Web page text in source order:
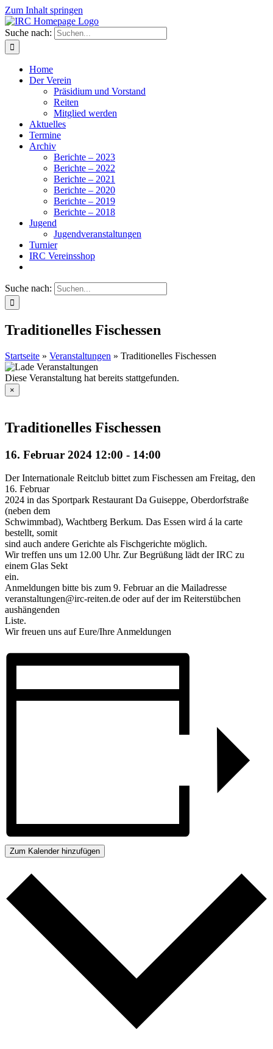
Zum Inhalt springen
Suche nach:
Home
Der Verein
Präsidium und Vorstand
Reiten
Mitglied werden
Aktuelles
Termine
Archiv
Berichte – 2023
Berichte – 2022
Berichte – 2021
Berichte – 2020
Berichte – 2019
Berichte – 2018
Jugend
Jugendveranstaltungen
Turnier
IRC Vereinsshop
Suche nach:
Traditionelles Fischessen
Startseite » Veranstaltungen » Traditionelles Fischessen
Diese Veranstaltung hat bereits stattgefunden.
×
Traditionelles Fischessen
16. Februar 2024 12:00 - 14:00
Der Internationale Reitclub bittet zum Fischessen am Freitag, den
16. Februar
2024 in das Sportpark Restaurant Da Guiseppe, Oberdorfstraße
(neben dem
Schwimmbad), Wachtberg Berkum. Das Essen wird á la carte
bestellt, somit
sind auch andere Gerichte als Fischgerichte möglich.
Wir treffen uns um 12.00 Uhr. Zur Begrüßung lädt der IRC zu
einem Glas Sekt
ein.
Anmeldungen bitte bis zum 9. Februar an die Mailadresse
veranstaltungen@irc-reiten.de oder auf der im Reiterstübchen
aushängenden
Liste.
Wir freuen uns auf Eure/Ihre Anmeldungen
Zum Kalender hinzufügen